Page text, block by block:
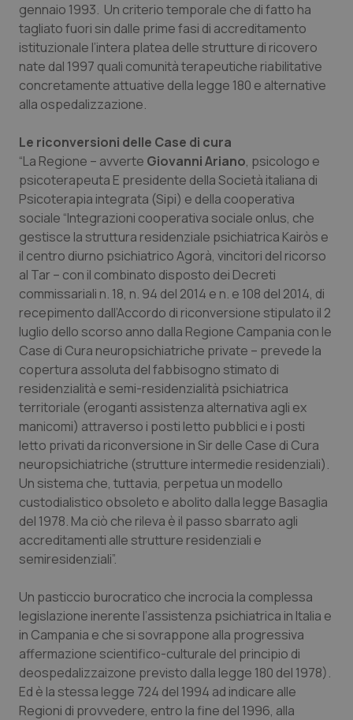
Provincia Autonoma di Trento
Puglia
Sardegna
Sicilia
Toscana
Umbria
Valle D’Aosta
Veneto
Ipertensione & Scompenso
Malattie rare
Malattia di Crohn & Rettocolite Ulcerosa
Neuroscienze & patologie neurodegenerative
Obesità
Oftalmologia
Oncodermatologia
Oncoematologia
Oncologia & Nutrizione
Psoriasi & pelle
Quotidiano Cardiologia
Quotidiano Chirurgia
Quotidiano Oncologia
Quotidiano Pediatria
Salute orale & impianti
Sangue & coagulazione
Tiroide
gennaio 1993. Un criterio temporale che di fatto ha
tagliato fuori sin dalle prime fasi di accreditamento
istituzionale l’intera platea delle strutture di ricovero
nate dal 1997 quali comunità terapeutiche riabilitative
concretamente attuative della legge 180 e alternative
alla ospedalizzazione.
Le riconversioni delle Case di cura
“La Regione – avverte Giovanni Ariano, psicologo e
psicoterapeuta E presidente della Società italiana di
Psicoterapia integrata (Sipi) e della cooperativa
sociale “Integrazioni cooperativa sociale onlus, che
gestisce la struttura residenziale psichiatrica Kairòs e
il centro diurno psichiatrico Agorà, vincitori del ricorso
al Tar – con il combinato disposto dei Decreti
commissariali n. 18, n. 94 del 2014 e n. e 108 del 2014, di
recepimento dall’Accordo di riconversione stipulato il 2
luglio dello scorso anno dalla Regione Campania con le
Case di Cura neuropsichiatriche private – prevede la
copertura assoluta del fabbisogno stimato di
residenzialità e semi-residenzialità psichiatrica
territoriale (eroganti assistenza alternativa agli ex
manicomi) attraverso i posti letto pubblici e i posti
letto privati da riconversione in Sir delle Case di Cura
neuropsichiatriche (strutture intermedie residenziali).
Un sistema che, tuttavia, perpetua un modello
custodialistico obsoleto e abolito dalla legge Basaglia
del 1978. Ma ciò che rileva è il passo sbarrato agli
accreditamenti alle strutture residenziali e
semiresidenziali”.
Un pasticcio burocratico che incrocia la complessa
legislazione inerente l’assistenza psichiatrica in Italia e
in Campania e che si sovrappone alla progressiva
affermazione scientifico-culturale del principio di
deospedalizzaizone previsto dalla legge 180 del 1978).
Ed è la stessa legge 724 del 1994 ad indicare alle
Regioni di provvedere, entro la fine del 1996, alla